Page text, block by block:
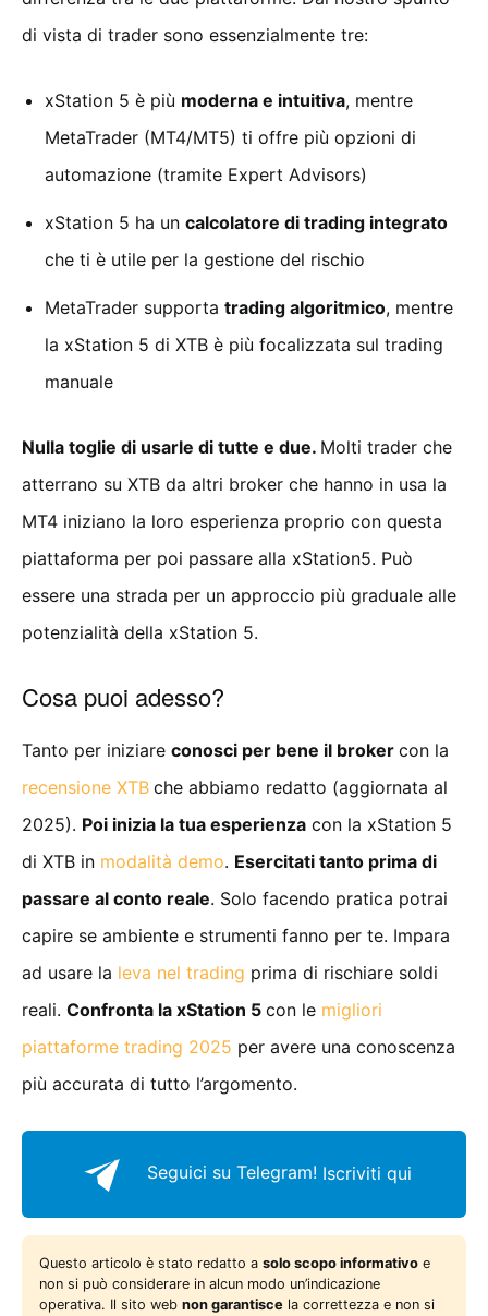
di vista di trader sono essenzialmente tre:
xStation 5 è più moderna e intuitiva, mentre
MetaTrader (MT4/MT5) ti offre più opzioni di
automazione (tramite Expert Advisors)
xStation 5 ha un calcolatore di trading integrato
che ti è utile per la gestione del rischio
MetaTrader supporta trading algoritmico, mentre
la xStation 5 di XTB è più focalizzata sul trading
manuale
Nulla toglie di usarle di tutte e due. Molti trader che
atterrano su XTB da altri broker che hanno in usa la
MT4 iniziano la loro esperienza proprio con questa
piattaforma per poi passare alla xStation5. Può
essere una strada per un approccio più graduale alle
potenzialità della xStation 5.
Cosa puoi adesso?
Tanto per iniziare conosci per bene il broker con la
recensione XTB che abbiamo redatto (aggiornata al
2025). Poi inizia la tua esperienza con la xStation 5
di XTB in modalità demo. Esercitati tanto prima di
passare al conto reale. Solo facendo pratica potrai
capire se ambiente e strumenti fanno per te. Impara
ad usare la leva nel trading prima di rischiare soldi
reali. Confronta la xStation 5 con le migliori
piattaforme trading 2025 per avere una conoscenza
più accurata di tutto l’argomento.
Seguici su Telegram! Iscriviti qui
Questo articolo è stato redatto a solo scopo informativo e
non si può considerare in alcun modo un’indicazione
operativa. Il sito web non garantisce la correttezza e non si